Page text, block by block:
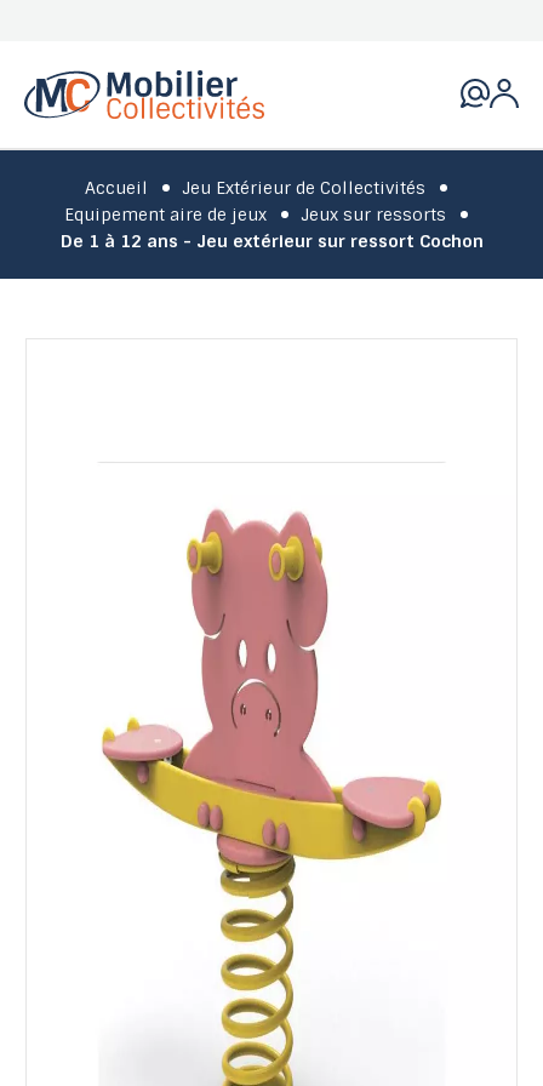
Accueil
Jeu Extérieur de Collectivités
Equipement aire de jeux
Jeux sur ressorts
De 1 à 12 ans - Jeu extérieur sur ressort Cochon